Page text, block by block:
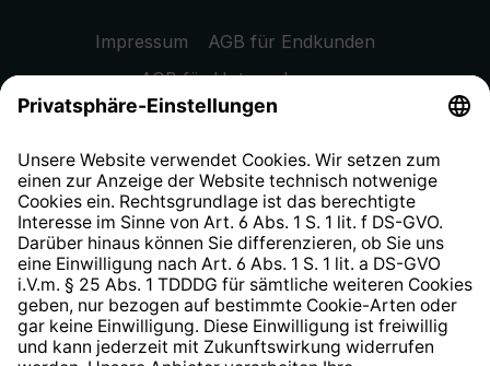
Impressum
AGB für Endkunden
AGB für Unternehmen
Datenschutzhinweis
Widerrufsrecht
Hinweisgeberschutzsystem
Barrierefreiheit